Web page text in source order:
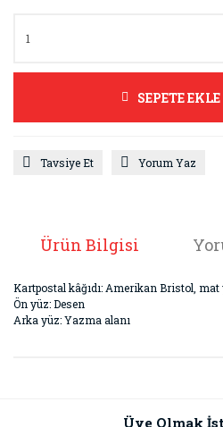
SEPETE EKLE
Tavsiye Et Yorum Yaz
Ürün Bilgisi
Kartpostal kâğıdı: Amerikan Bristol,
Ön yüz: Desen
Arka yüz: Yazma alanı
Görüş ve önerileriniz için teşekkür
Üye Olmak